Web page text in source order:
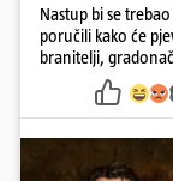
Nastup bi se
poručili kako će
branitelji,